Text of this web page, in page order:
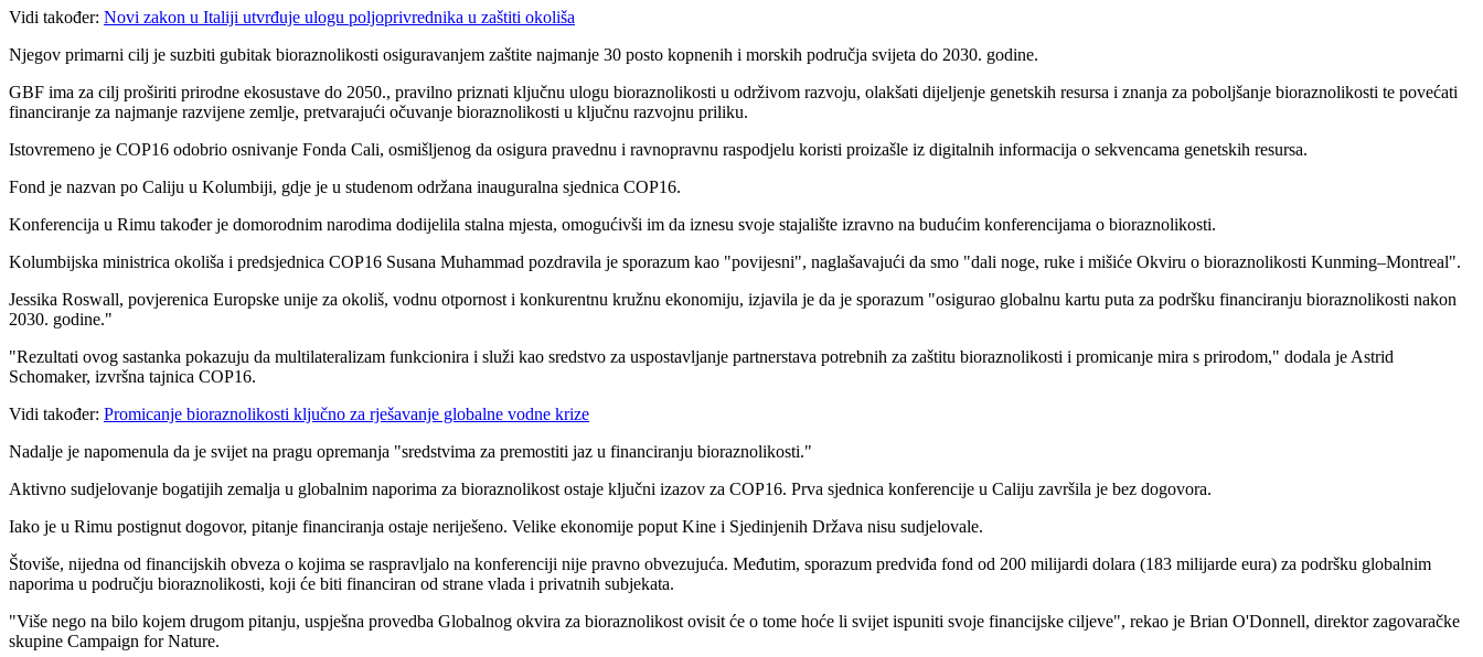
Vidi također: Novi zakon u Italiji utvrđuje ulogu poljoprivrednika u zaštiti okoliša
Njegov primarni cilj je suzbiti gubitak bioraznolikosti osiguravanjem zaštite najmanje 30 posto kopnenih i morskih područja svijeta do 2030. godine.
GBF ima za cilj proširiti prirodne ekosustave do 2050., pravilno priznati ključnu ulogu bioraznolikosti u održivom razvoju, olakšati dijeljenje genetskih resursa i znanja za poboljšanje bioraznolikosti te povećati
financiranje za najmanje razvijene zemlje, pretvarajući očuvanje bioraznolikosti u ključnu razvojnu priliku.
Istovremeno je COP16 odobrio osnivanje Fonda Cali, osmišljenog da osigura pravednu i ravnopravnu raspodjelu koristi proizašle iz digitalnih informacija o sekvencama genetskih resursa.
Fond je nazvan po Caliju u Kolumbiji, gdje je u studenom održana inauguralna sjednica COP16.
Konferencija u Rimu također je domorodnim narodima dodijelila stalna mjesta, omogućivši im da iznesu svoje stajalište izravno na budućim konferencijama o bioraznolikosti.
Kolumbijska ministrica okoliša i predsjednica COP16 Susana Muhammad pozdravila je sporazum kao "povijesni", naglašavajući da smo "dali noge, ruke i mišiće Okviru o bioraznolikosti Kunming–Montreal".
Jessika Roswall, povjerenica Europske unije za okoliš, vodnu otpornost i konkurentnu kružnu ekonomiju, izjavila je da je sporazum "osigurao globalnu kartu puta za podršku financiranju bioraznolikosti nakon
2030. godine."
"Rezultati ovog sastanka pokazuju da multilateralizam funkcionira i služi kao sredstvo za uspostavljanje partnerstava potrebnih za zaštitu bioraznolikosti i promicanje mira s prirodom," dodala je Astrid
Schomaker, izvršna tajnica COP16.
Vidi također: Promicanje bioraznolikosti ključno za rješavanje globalne vodne krize
Nadalje je napomenula da je svijet na pragu opremanja "sredstvima za premostiti jaz u financiranju bioraznolikosti."
Aktivno sudjelovanje bogatijih zemalja u globalnim naporima za bioraznolikost ostaje ključni izazov za COP16. Prva sjednica konferencije u Caliju završila je bez dogovora.
Iako je u Rimu postignut dogovor, pitanje financiranja ostaje neriješeno. Velike ekonomije poput Kine i Sjedinjenih Država nisu sudjelovale.
Štoviše, nijedna od financijskih obveza o kojima se raspravljalo na konferenciji nije pravno obvezujuća. Međutim, sporazum predviđa fond od 200 milijardi dolara (183 milijarde eura) za podršku globalnim
naporima u području bioraznolikosti, koji će biti financiran od strane vlada i privatnih subjekata.
"Više nego na bilo kojem drugom pitanju, uspješna provedba Globalnog okvira za bioraznolikost ovisit će o tome hoće li svijet ispuniti svoje financijske ciljeve", rekao je Brian O'Donnell, direktor zagovaračke
skupine Campaign for Nature.